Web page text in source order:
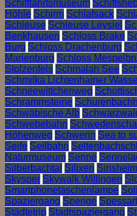
Schifffahrtsmuseum
Höhle Schirm Schlafsack
Schleuse Schleuse Leysiel
Benkhausen Schloss Brake
Burg Schloss Drachenburg
Marienburg Schloss
Stolzenfels Schmalah See
Schmilka Lichtenhainer
Schneewittchenweg
Schrammsteine
Schwäbische Alb
Schwebebahn
Höhenweg Schwerin Sea to
Seife Seilbahn
Naturmuseum Senne
Silberbachtal Silixen Sinsheim
Skysper Skywalk Willingen
Smartphonetaschenlampe
Spaziergang Spenge Spessart
Städtetrip Stadtspaziergang